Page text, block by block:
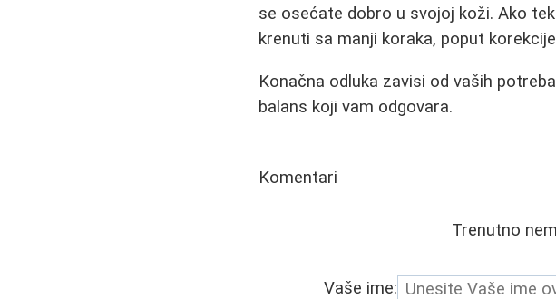
se osećate dobro u svojoj koži. Ako
krenuti sa manji koraka, poput
Konačna odluka zavisi od vaših
balans koji vam odgovara.
Komentari
Trenutno
Vaše ime: